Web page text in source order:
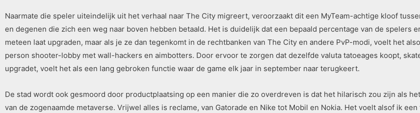
Naarmate die speler uiteindelijk uit het verhaal naar The City migreert, veroorzaakt dit een MyTeam-achtige kloof
en degenen die zich een weg naar boven hebben betaald. Het is duidelijk dat een bepaald percentage van de spelers
meteen laat upgraden, maar als je ze dan tegenkomt in de rechtbanken van The City en andere PvP-modi, voelt het
person shooter-lobby met wall-hackers en aimbotters. Door ervoor te zorgen dat dezelfde valuta tatoeages koopt,
upgradet, voelt het als een lang gebroken functie waar de game elk jaar in september naar terugkeert.
De stad wordt ook gesmoord door productplaatsing op een manier die zo overdreven is dat het hilarisch zou zijn als
van de zogenaamde metaverse. Vrijwel alles is reclame, van Gatorade en Nike tot Mobil en Nokia. Het voelt alsof ik